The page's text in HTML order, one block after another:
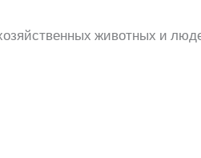
животных и